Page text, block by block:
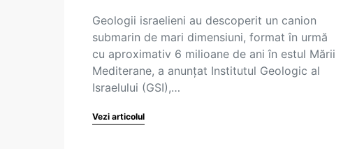
Geologii israelieni au descoperit un canion
submarin de mari dimensiuni, format în urmă
cu aproximativ 6 milioane de ani în estul Mării
Mediterane, a anunţat Institutul Geologic al
Israelului (GSI),…
Vezi articolul